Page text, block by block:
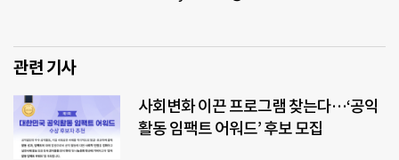
관련 기사
사회변화 이끈 프로그램 찾는다…‘공익
활동 임팩트 어워드’ 후보 모집